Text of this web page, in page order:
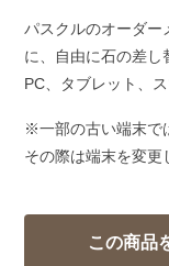
パスクルのオーダー
に、自由に石の差し
PC、タブレット、
※一部の古い端末で
その際は端末を変更